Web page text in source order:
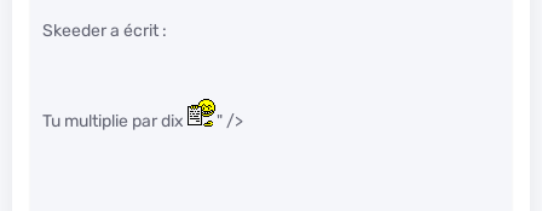
Skeeder a écrit :
Tu multiplie par dix " />